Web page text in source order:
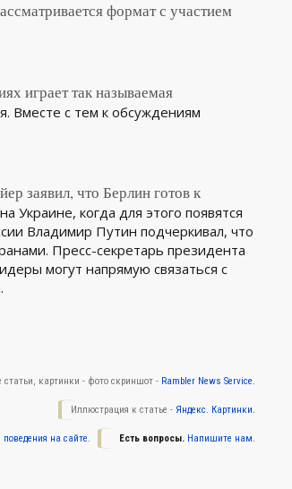
формат с участием
играет так называемая
Вместе с тем к обсуждениям
заявил, что Берлин готов к
Украине, когда для этого появятся
Владимир Путин подчеркивал, что
Пресс-секретарь президента
могут напрямую связаться с
статьи, картинки - фото скриншот - Rambler News Service.
Иллюстрация к статье - Яндекс. Картинки.
Есть вопросы. Напишите нам.
поведения на сайте.